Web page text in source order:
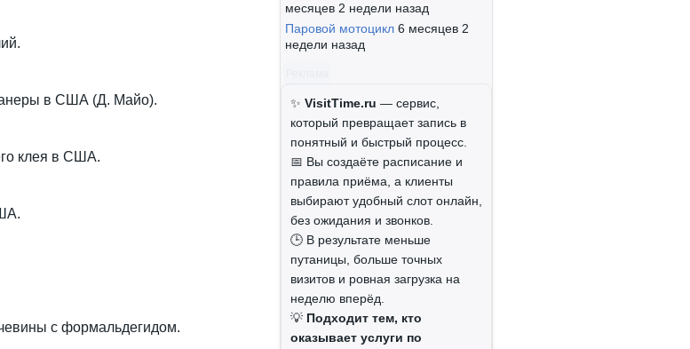
в США (Д. Майо).
клея в США.
с формальдегидом.
месяцев 2 недели назад
Паровой мотоцикл 6 месяцев 2
недели назад
✨ VisitTime.ru — сервис,
который превращает запись в
понятный и быстрый процесс.
📅 Вы создаёте расписание и
правила приёма, а клиенты
выбирают удобный слот онлайн,
без ожидания и звонков.
🕒 В результате меньше
путаницы, больше точных
визитов и ровная загрузка на
неделю вперёд.
💡 Подходит тем, кто
оказывает услуги по